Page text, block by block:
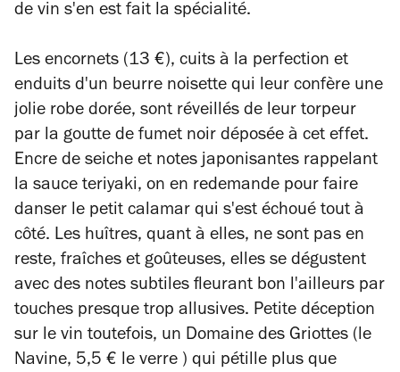
de vin s'en est fait la spécialité.
Les encornets (13 €), cuits à la perfection et
enduits d'un beurre noisette qui leur confère une
jolie robe dorée, sont réveillés de leur torpeur
par la goutte de fumet noir déposée à cet effet.
Encre de seiche et notes japonisantes rappelant
la sauce teriyaki, on en redemande pour faire
danser le petit calamar qui s'est échoué tout à
côté. Les huîtres, quant à elles, ne sont pas en
reste, fraîches et goûteuses, elles se dégustent
avec des notes subtiles fleurant bon l'ailleurs par
touches presque trop allusives. Petite déception
sur le vin toutefois, un Domaine des Griottes (le
Navine, 5,5 € le verre ) qui pétille plus que